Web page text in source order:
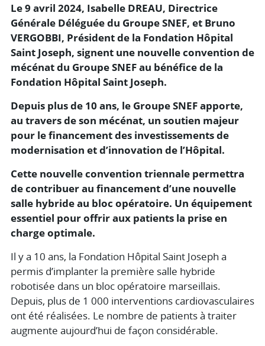
Le 9 avril 2024, Isabelle DREAU, Directrice
Générale Déléguée du Groupe SNEF, et Bruno
VERGOBBI, Président de la Fondation Hôpital
Saint Joseph, signent une nouvelle convention de
mécénat du Groupe SNEF au bénéfice de la
Fondation Hôpital Saint Joseph.
Depuis plus de 10 ans, le Groupe SNEF apporte,
au travers de son mécénat, un soutien majeur
pour le financement des investissements de
modernisation et d’innovation de l’Hôpital.
Cette nouvelle convention triennale permettra
de contribuer au financement d’une nouvelle
salle hybride au bloc opératoire. Un équipement
essentiel pour offrir aux patients la prise en
charge optimale.
Il y a 10 ans, la Fondation Hôpital Saint Joseph a
permis d’implanter la première salle hybride
robotisée dans un bloc opératoire marseillais.
Depuis, plus de 1 000 interventions cardiovasculaires
ont été réalisées. Le nombre de patients à traiter
augmente aujourd’hui de façon considérable.